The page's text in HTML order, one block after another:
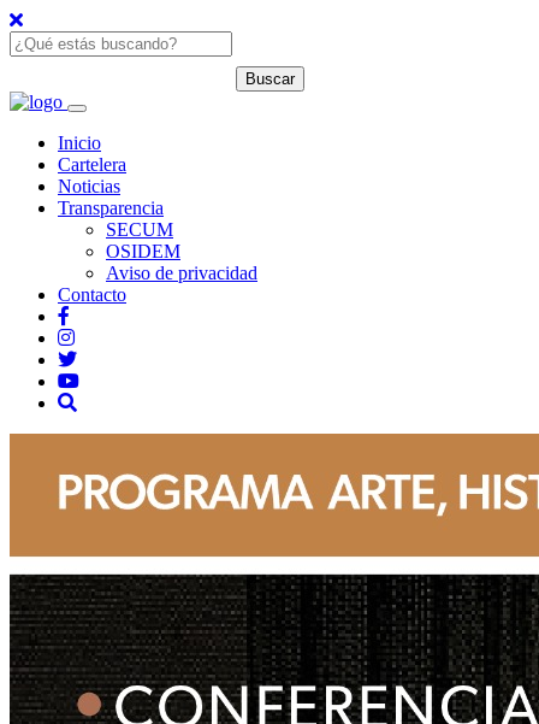
Inicio
Cartelera
Noticias
Transparencia
SECUM
OSIDEM
Aviso de privacidad
Contacto